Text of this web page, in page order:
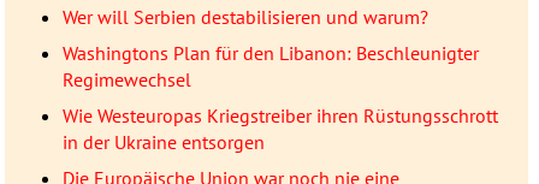
Wer will Serbien destabilisieren und warum?
Washingtons Plan für den Libanon: Beschleunigter
Regimewechsel
Wie Westeuropas Kriegstreiber ihren Rüstungsschrott
in der Ukraine entsorgen
Die Europäische Union war noch nie eine